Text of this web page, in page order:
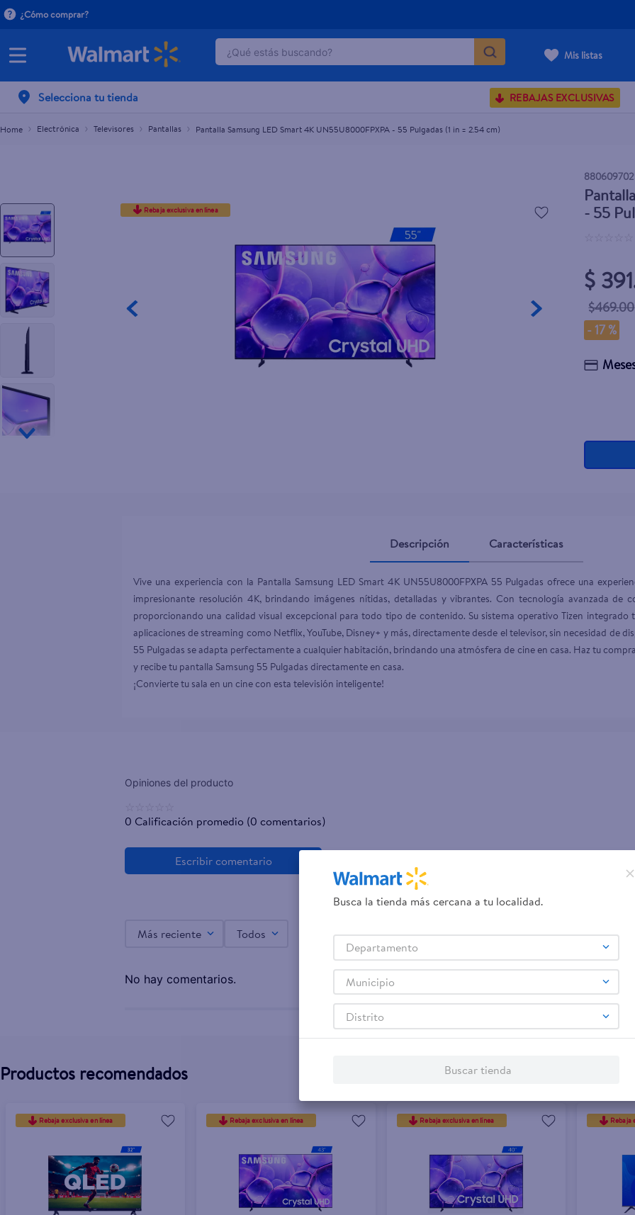
¿Cómo comprar?
¿Qué estás buscando?
Mis listas
Selecciona tu tienda REBAJAS EXCLUSIVAS
Electrónica Televisores Pantallas Pantalla Samsung LED Smart 4K UN55U8000FPXPA - 55 Pulgadas (1 in = 2.54 cm)
Rebaja exclusiva en línea
- 55
$
$469.00
-17 %
Pantalla Samsung LED Smart 4K UN55U8000FPXPA - 55 Pulgadas (1 in = 2.54 cm)
$391.05
Descripción Características
Vive una experiencia con la Pantalla Samsung LED Smart 4K UN55U8000FPXPA 55 Pulgadas ofrece una
impresionante resolución 4K, brindando imágenes nítidas, detalladas y vibrantes. Con tecnología avanzada de
proporcionando una calidad visual excepcional para todo tipo de contenido. Su sistema operativo Tizen
aplicaciones de streaming como Netflix, YouTube, Disney+ y más, directamente desde el televisor, sin necesidad de
55 Pulgadas se adapta perfectamente a cualquier habitación, brindando una atmósfera de cine en casa. Haz tu
y recibe tu pantalla Samsung 55 Pulgadas directamente en casa.
¡Convierte tu sala en un cine con esta televisión inteligente!
0 Calificación promedio (0 comentarios)
Más reciente Todos
No hay comentarios.
Productos recomendados
Rebaja exclusiva en línea Rebaja exclusiva en línea Rebaja exclusiva en línea Rebaja
Busca la tienda más cercana a tu localidad.
Departamento
Municipio
Distrito
Buscar tienda
TÉRMINOS MÁS BUSCADOS
2.
dove uv
7.
refrigerador
8.
ventilador
herbal rosa
10. pampers